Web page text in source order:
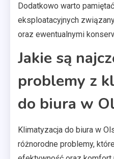
Dodatkowo warto
eksploatacyjnych
oraz ewentualnymi
Jakie są
problemy z
do biura w
Klimatyzacja do biura w
różnorodne problemy,